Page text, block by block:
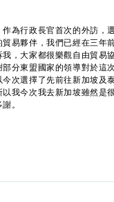
為行政長官首次的外訪，
易夥伴，我們已經在三年
，大家都很樂觀自由貿易
分東盟國家的領導對於這
次選擇了先前往新加坡及
我今次我去新加坡雖然是
。